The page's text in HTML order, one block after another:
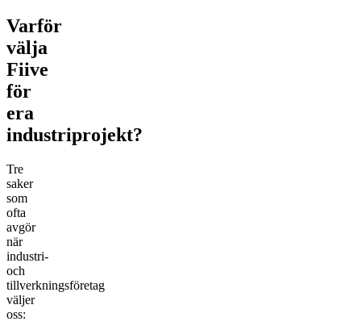
Varför
välja
Fiive
för
era
industriprojekt?
Tre
saker
som
ofta
avgör
när
industri-
och
tillverkningsföretag
väljer
oss: